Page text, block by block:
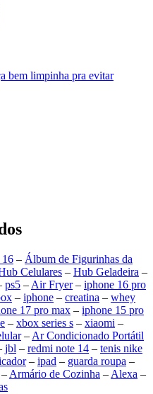
bem limpinha pra evitar
16 – Álbum de Figurinhas da
Celulares – Hub Geladeira –
ps5 – Air Fryer– iphone 16 pro
– iphone – creatina – whey
17 pro max – iphone 15 pro
– xbox series s – xiaomi –
– Ar Condicionado Portátil
jbl – redmi note 14 – tenis nike
– ipad – guarda roupa –
– Armário de Cozinha – Alexa –